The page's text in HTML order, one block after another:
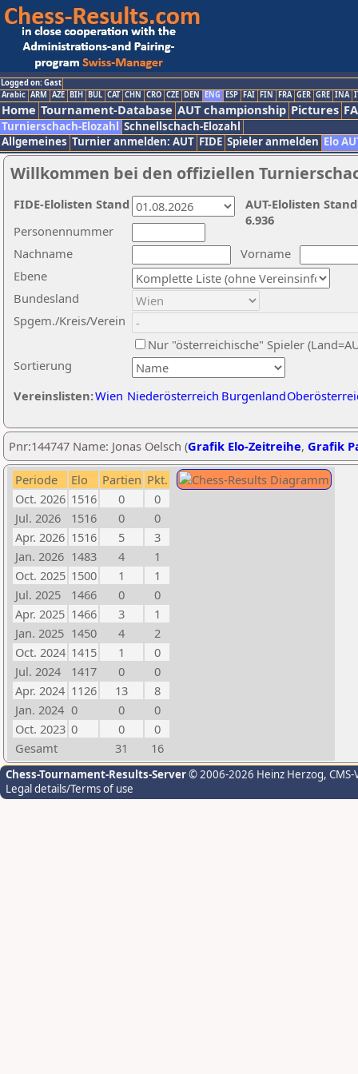
Logged on: Gast
Arabic ARM AZE BIH BUL CAT CHN CRO CZE DEN ENG ESP FAI FIN FRA GER GRE INA
Home Tournament-Database AUT championship Pictures
Turnierschach-Elozahl Schnellschach-Elozahl
Allgemeines Turnier anmelden: AUT FIDE Spieler anmelden Elo
Willkommen bei den offiziellen
Nachname
Vorname
Ebene
Sortierung
Personennummer
Bundesland
Spgem./Kreis/Verein
Nur "österreichische" Spieler
Vereinslisten:Wien Niederösterreich Burgenland
AUT-Elolisten
6.936
FIDE-Elolisten Stand
Pnr:144747 Name: Jonas Oelsch (Grafik Elo-Zeitreihe, Grafik
Periode Elo Partien Pkt.
Oct. 2026 1516 0
0
Jul. 2026
1516 0
0
Apr. 2026 1516 5
3
Jan. 2026 1483 4
1
Oct. 2025 1500 1
1
Jul. 2025
1466 0
0
Apr. 2025 1466 3
1
Jan. 2025 1450 4
2
Oct. 2024 1415 1
0
Jul. 2024
1417 0
0
Apr. 2024 1126 13
8
Jan. 2024 0 0
0
Oct. 2023 0 0
0
Gesamt
31 16
Chess-Tournament-Results-Server© 2006-2026 Heinz Herzog,
Legal details/Terms of use